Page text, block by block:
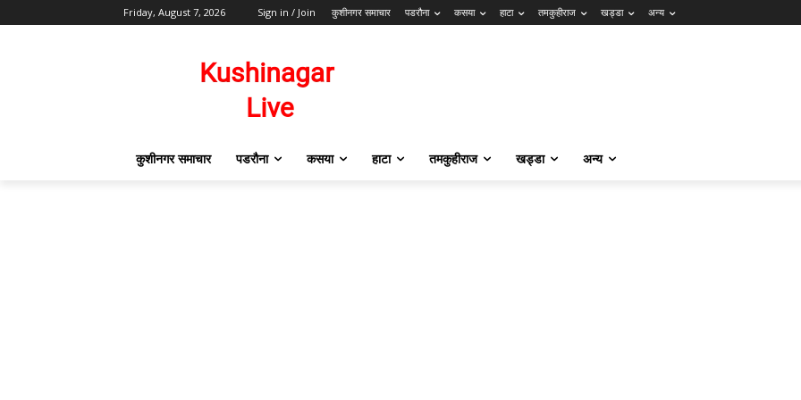
Friday, August 7, 2026 Sign in / Join कुशीनगर समाचार पडरौना कसया हाटा तमकुहीराज खड्डा अन्य
कुशीनगर समाचार पडरौना कसया हाटा तमकुहीराज खड्डा अन्य